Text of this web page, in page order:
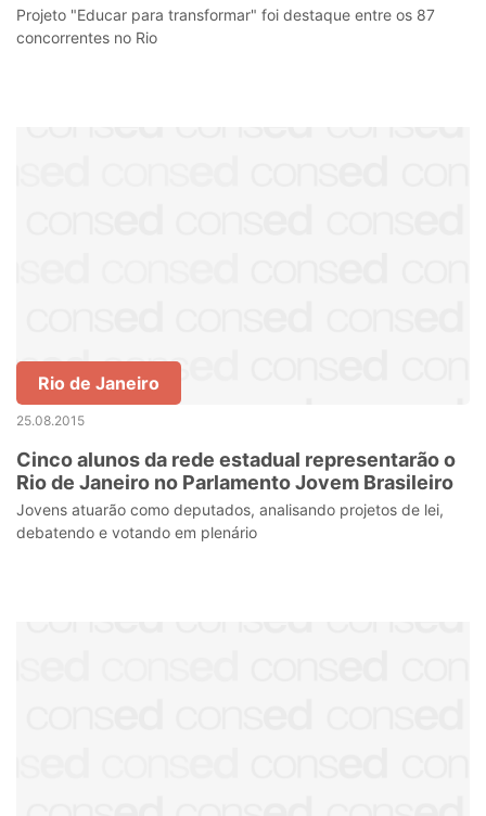
Projeto "Educar para transformar" foi destaque entre os 87
concorrentes no Rio
Rio de Janeiro
25.08.2015
Cinco alunos da rede estadual representarão o
Rio de Janeiro no Parlamento Jovem Brasileiro
Jovens atuarão como deputados, analisando projetos de lei,
debatendo e votando em plenário